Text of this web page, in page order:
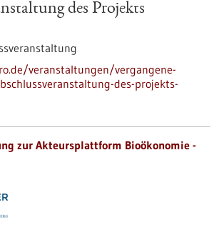
des Projekts
veranstaltungen/vergangene-
des-projekts-
zur Akteursplattform Bioökonomie -